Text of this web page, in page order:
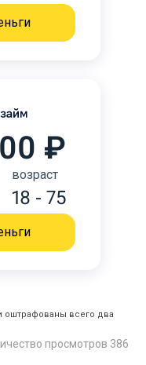
₽
возраст
18 - 75
оштрафованы всего два
386